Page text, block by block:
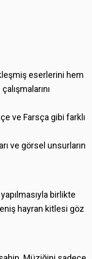
eserlerini hem
ve Farsça gibi farklı
ve görsel unsurların
birlikte
hayran kitlesi göz